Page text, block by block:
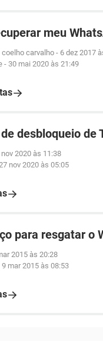
meu
carvalho - 6 dez 2017
- 30 mai 2020 às 21:49
desbloqueio de
2020 às 11:38
nov 2020 às 05:05
para resgatar o
2015 às 20:28
9 mar 2015 às 08:53